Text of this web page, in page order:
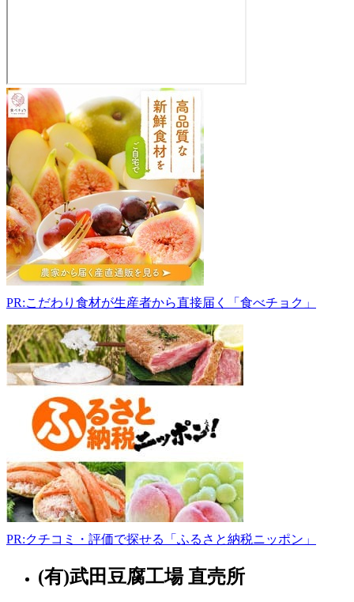
上
野
の
里
ふ
れ
あ
い
市
822-
1102
福
岡
県
田
川
郡
福
智
1
0947-
23-
0888
ja-
tagawa.or.jp/store/01_aganonosato
PR:こだわり食材が生産者から直接届く「食べチョク」
PR:クチコミ・評価で探せる「ふるさと納税ニッポン」
福
(有)武田豆腐工場 直売所